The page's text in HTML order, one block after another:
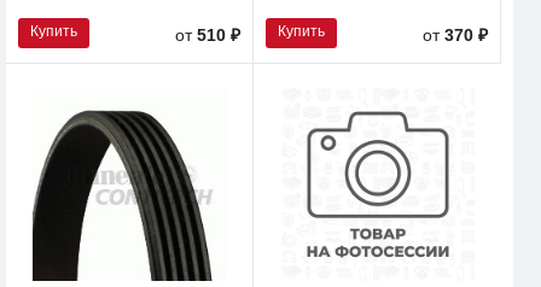
Купить от510 ₽ Купить от370 ₽